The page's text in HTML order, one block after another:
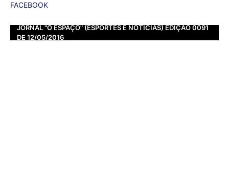
FACEBOOK
JORNAL "O ESPAÇO" (ESPORTES E NOTÍCIAS) EDIÇÃO 0091
DE 12/05/2016